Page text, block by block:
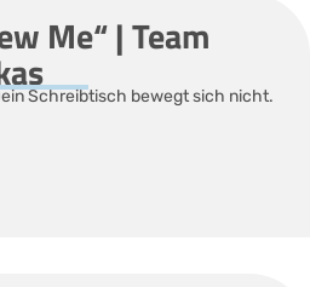
Me“ | Team
Schreibtisch bewegt sich nicht.